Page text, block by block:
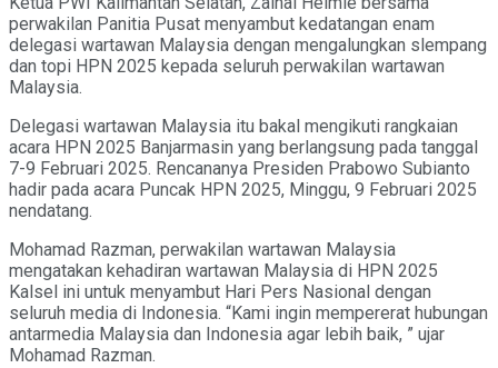
perwakilan Panitia Pusat menyambut kedatangan enam
delegasi wartawan Malaysia dengan mengalungkan slempang
dan topi HPN 2025 kepada seluruh perwakilan wartawan
Malaysia.
Delegasi wartawan Malaysia itu bakal mengikuti rangkaian
acara HPN 2025 Banjarmasin yang berlangsung pada tanggal
7-9 Februari 2025. Rencananya Presiden Prabowo Subianto
hadir pada acara Puncak HPN 2025, Minggu, 9 Februari 2025
nendatang.
Mohamad Razman, perwakilan wartawan Malaysia
mengatakan kehadiran wartawan Malaysia di HPN 2025
Kalsel ini untuk menyambut Hari Pers Nasional dengan
seluruh media di Indonesia. “Kami ingin mempererat hubungan
antarmedia Malaysia dan Indonesia agar lebih baik, ” ujar
Mohamad Razman.